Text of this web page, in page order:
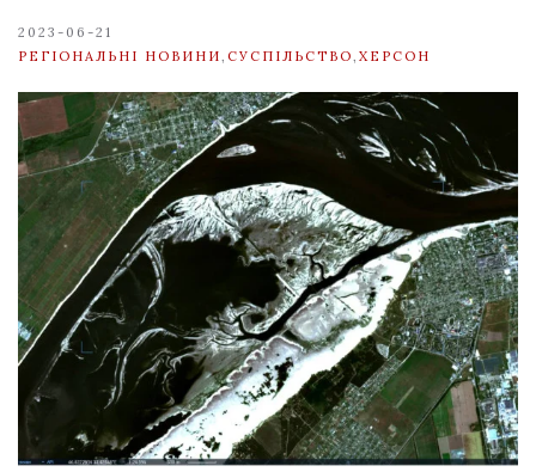
2023-06-21
РЕГІОНАЛЬНІ НОВИНИ СУСПІЛЬСТВО ХЕРСОН